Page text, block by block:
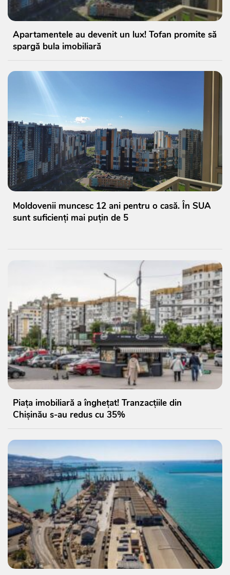
Apartamentele au devenit un lux! Tofan promite să
spargă bula imobiliară
Moldovenii muncesc 12 ani pentru o casă. În SUA
sunt suficienți mai puțin de 5
Piața imobiliară a înghețat! Tranzacțiile din
Chișinău s-au redus cu 35%